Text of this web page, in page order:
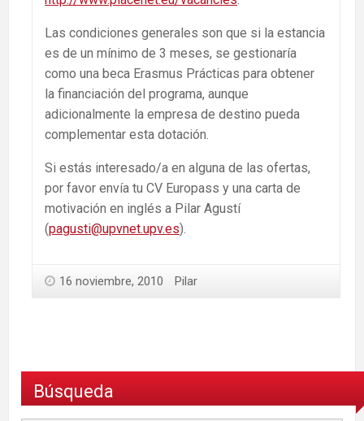
Las condiciones generales son que si la estancia
es de un mínimo de 3 meses, se gestionaría
como una beca Erasmus Prácticas para obtener
la financiación del programa, aunque
adicionalmente la empresa de destino pueda
complementar esta dotación.
Si estás interesado/a en alguna de las ofertas,
por favor envía tu CV Europass y una carta de
motivación en inglés a Pilar Agustí
(pagusti@upvnet.upv.es).
16 noviembre, 2010 Pilar
Búsqueda